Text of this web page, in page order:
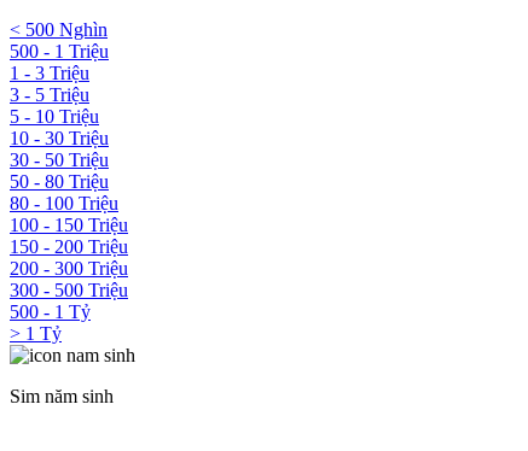
< 500 Nghìn
500 - 1 Triệu
1 - 3 Triệu
3 - 5 Triệu
5 - 10 Triệu
10 - 30 Triệu
30 - 50 Triệu
50 - 80 Triệu
80 - 100 Triệu
100 - 150 Triệu
150 - 200 Triệu
200 - 300 Triệu
300 - 500 Triệu
500 - 1 Tỷ
> 1 Tỷ
Sim năm sinh